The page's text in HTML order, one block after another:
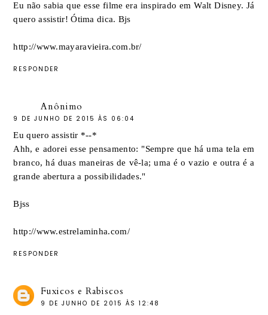
Eu não sabia que esse filme era inspirado em Walt Disney. Já
quero assistir! Ótima dica. Bjs
http://www.mayaravieira.com.br/
RESPONDER
Anônimo
9 DE JUNHO DE 2015 ÀS 06:04
Eu quero assistir *--*
Ahh, e adorei esse pensamento: "Sempre que há uma tela em
branco, há duas maneiras de vê-la; uma é o vazio e outra é a
grande abertura a possibilidades."
Bjss
http://www.estrelaminha.com/
RESPONDER
Fuxicos e Rabiscos
9 DE JUNHO DE 2015 ÀS 12:48